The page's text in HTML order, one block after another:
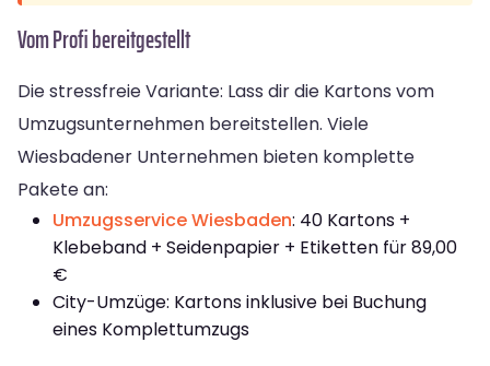
Vom Profi bereitgestellt
Die stressfreie Variante: Lass dir die Kartons vom
Umzugsunternehmen bereitstellen. Viele
Wiesbadener Unternehmen bieten komplette
Pakete an:
Umzugsservice Wiesbaden: 40 Kartons +
Klebeband + Seidenpapier + Etiketten für 89,00
€
City-Umzüge: Kartons inklusive bei Buchung
eines Komplettumzugs